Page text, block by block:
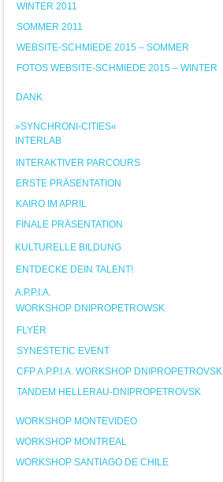
WINTER 2011
SOMMER 2011
WEBSITE-SCHMIEDE 2015 – SOMMER
FOTOS WEBSITE-SCHMIEDE 2015 – WINTER
DANK
»SYNCHRONI-CITIES«
INTERLAB
INTERAKTIVER PARCOURS
ERSTE PRÄSENTATION
KAIRO IM APRIL
FINALE PRÄSENTATION
KULTURELLE BILDUNG
ENTDECKE DEIN TALENT!
A.P.P.I.A.
WORKSHOP DNIPROPETROWSK
FLYER
SYNESTETIC EVENT
CFP A.P.P.I.A. WORKSHOP DNIPROPETROVSK
TANDEM HELLERAU-DNIPROPETROVSK
WORKSHOP MONTEVIDEO
WORKSHOP MONTREAL
WORKSHOP SANTIAGO DE CHILE